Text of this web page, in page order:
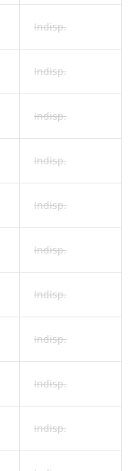
Indisp.
Indisp.
Indisp.
Indisp.
Indisp.
Indisp.
Indisp.
Indisp.
Indisp.
Indisp.